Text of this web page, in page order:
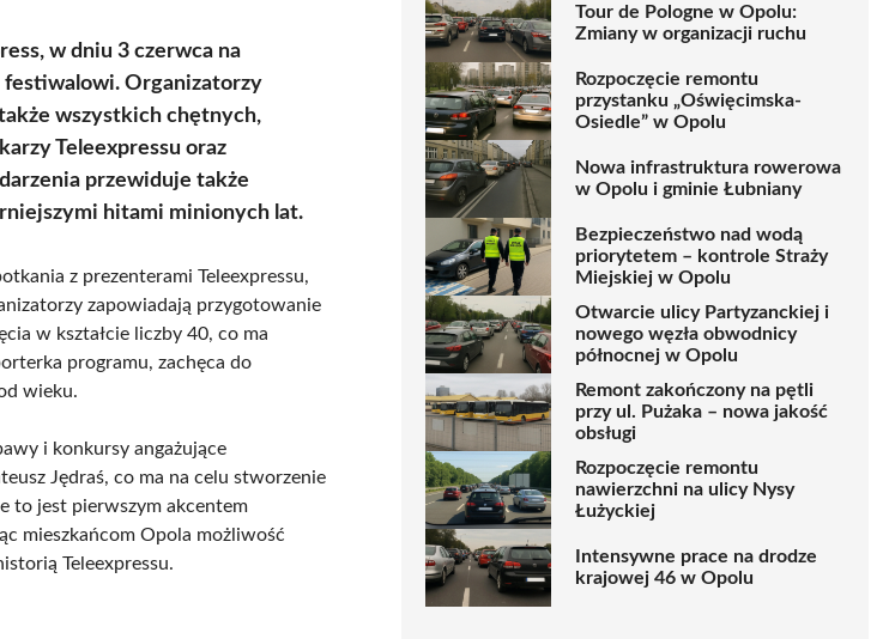
w dniu 3 czerwca na
Organizatorzy
wszystkich chętnych,
Teleexpressu oraz
przewiduje także
hitami minionych lat.
z prezenterami Teleexpressu,
zapowiadają przygotowanie
w kształcie liczby 40, co ma
programu, zachęca do
wieku.
i konkursy angażujące
Jędraś, co ma na celu stworzenie
to jest pierwszym akcentem
mieszkańcom Opola możliwość
Teleexpressu.
Tour de Pologne w Opolu:
Zmiany w organizacji ruchu
Rozpoczęcie remontu
przystanku „Oświęcimska-
Osiedle” w Opolu
Nowa infrastruktura rowerowa
w Opolu i gminie Łubniany
Bezpieczeństwo nad wodą
priorytetem – kontrole Straży
Miejskiej w Opolu
Otwarcie ulicy Partyzanckiej i
nowego węzła obwodnicy
północnej w Opolu
Remont zakończony na pętli
przy ul. Pużaka – nowa jakość
obsługi
Rozpoczęcie remontu
nawierzchni na ulicy Nysy
Łużyckiej
Intensywne prace na drodze
krajowej 46 w Opolu